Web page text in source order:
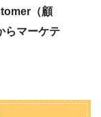
（顧
らマーケテ